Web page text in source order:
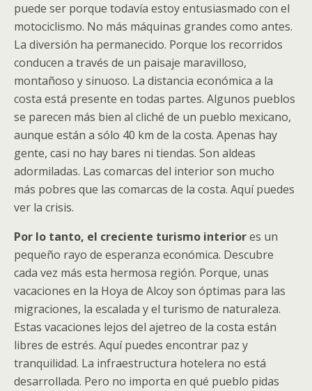
puede ser porque todavía estoy entusiasmado con el
motociclismo. No más máquinas grandes como antes.
La diversión ha permanecido. Porque los recorridos
conducen a través de un paisaje maravilloso,
montañoso y sinuoso. La distancia económica a la
costa está presente en todas partes. Algunos pueblos
se parecen más bien al cliché de un pueblo mexicano,
aunque están a sólo 40 km de la costa. Apenas hay
gente, casi no hay bares ni tiendas. Son aldeas
adormiladas. Las comarcas del interior son mucho
más pobres que las comarcas de la costa. Aquí puedes
ver la crisis.
Por lo tanto, el creciente turismo interiores un
pequeño rayo de esperanza económica. Descubre
cada vez más esta hermosa región. Porque, unas
vacaciones en la Hoya de Alcoy son óptimas para las
migraciones, la escalada y el turismo de naturaleza.
Estas vacaciones lejos del ajetreo de la costa están
libres de estrés. Aquí puedes encontrar paz y
tranquilidad. La infraestructura hotelera no está
desarrollada. Pero no importa en qué pueblo pidas